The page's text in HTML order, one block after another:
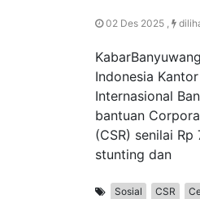
02 Des 2025 ,
Indonesia
Internasional
bantuan
(CSR) senilai
stunting dan
Sosial CSR